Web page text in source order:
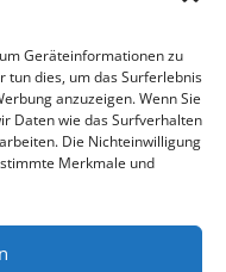
Geräteinformationen zu
tun dies, um das Surferlebnis
anzuzeigen. Wenn Sie
Daten wie das Surfverhalten
Die Nichteinwilligung
Merkmale und